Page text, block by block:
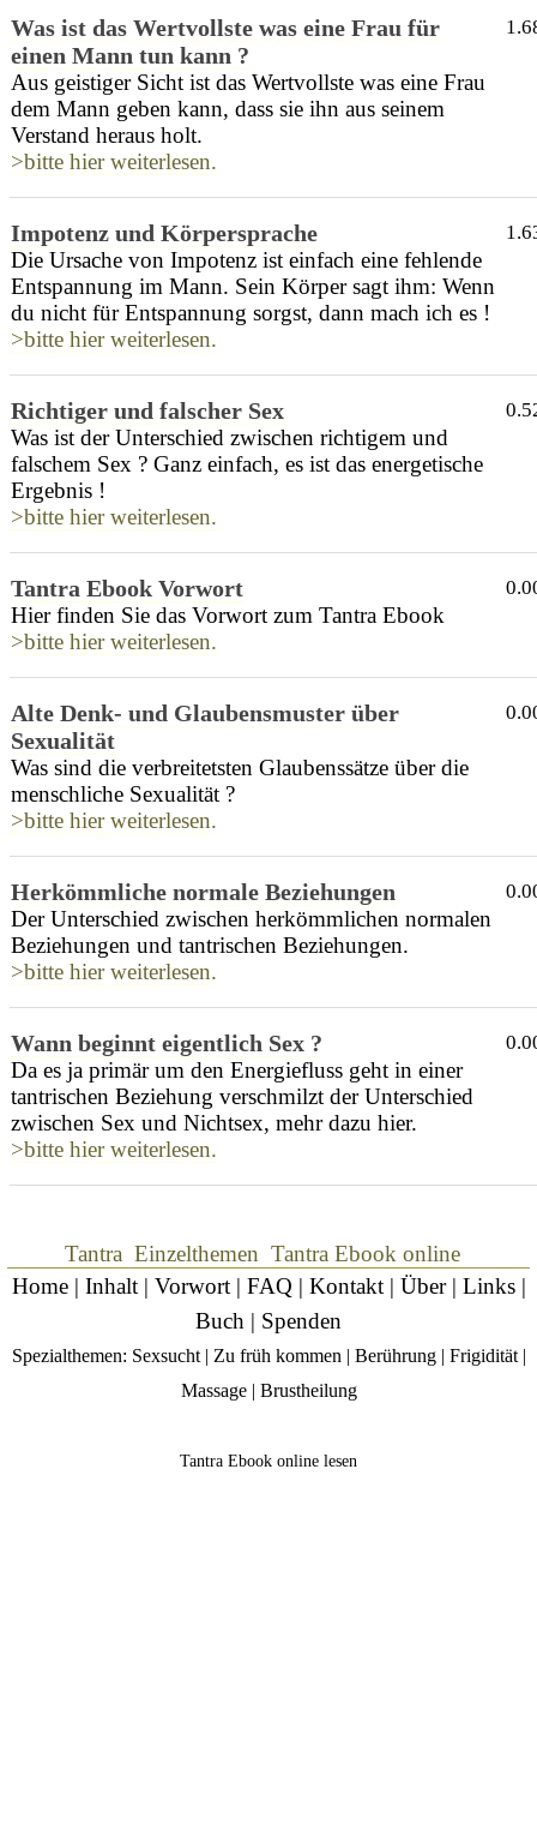
Was ist das Wertvollste was eine Frau für
einen Mann tun kann ?
Aus geistiger Sicht ist das Wertvollste was eine Frau
dem Mann geben kann, dass sie ihn aus seinem
Verstand heraus holt.
>bitte hier weiterlesen.
Impotenz und Körpersprache
Die Ursache von Impotenz ist einfach eine fehlende
Entspannung im Mann. Sein Körper sagt ihm: Wenn
du nicht für Entspannung sorgst, dann mach ich es !
>bitte hier weiterlesen.
Richtiger und falscher Sex
Was ist der Unterschied zwischen richtigem und
falschem Sex ? Ganz einfach, es ist das energetische
Ergebnis !
>bitte hier weiterlesen.
Tantra Ebook Vorwort
Hier finden Sie das Vorwort zum Tantra Ebook
>bitte hier weiterlesen.
Alte Denk- und Glaubensmuster über
Sexualität
Was sind die verbreitetsten Glaubenssätze über die
menschliche Sexualität ?
>bitte hier weiterlesen.
Herkömmliche normale Beziehungen
Der Unterschied zwischen herkömmlichen normalen
Beziehungen und tantrischen Beziehungen.
>bitte hier weiterlesen.
Wann beginnt eigentlich Sex ?
Da es ja primär um den Energiefluss geht in einer
tantrischen Beziehung verschmilzt der Unterschied
zwischen Sex und Nichtsex, mehr dazu hier.
>bitte hier weiterlesen.
Tantra Einzelthemen Tantra Ebook online
Home| Inhalt| Vorwort| FAQ | Kontakt| Über| Links|
Buch | Spenden
Spezialthemen: Sexsucht| Zu früh kommen | Berührung| Frigidität|
Massage| Brustheilung
Tantra Ebook online lesen